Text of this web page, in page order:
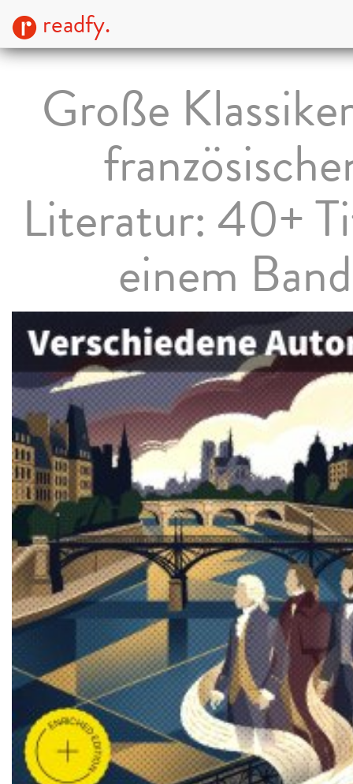
readfy.
Große
Literatur: 40+
einem Band